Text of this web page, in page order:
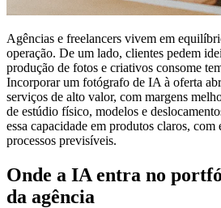
Agências e freelancers vivem em
operação. De um lado, clientes pedem
produção de fotos e criativos consome
Incorporar um fotógrafo de IA à oferta
serviços de alto valor, com margens
de estúdio físico, modelos e
essa capacidade em produtos claros, com
processos previsíveis.
Onde a IA entra no
da agência